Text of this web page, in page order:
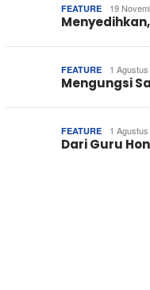
FEATURE 19
FEATURE 1 Agustus
Mengungsi
FEATURE 1 Agustus
Dari Guru